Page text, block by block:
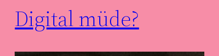
Digital müde?